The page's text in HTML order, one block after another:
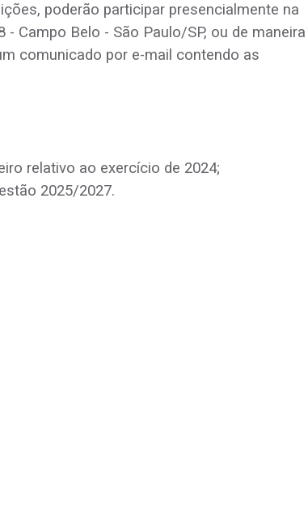
poderão participar presencialmente na
Campo Belo - São Paulo/SP, ou de maneira
comunicado por e-mail contendo as
relativo ao exercício de 2024;
2025/2027.